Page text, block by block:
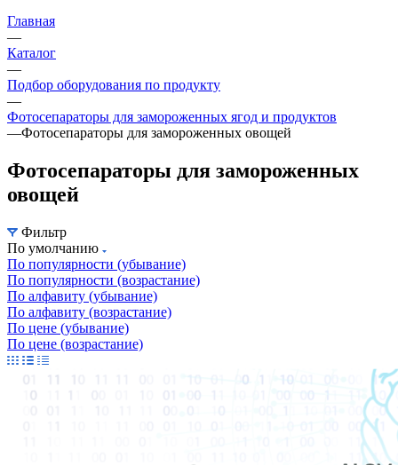
Главная
—
Каталог
—
Подбор оборудования по продукту
—
Фотосепараторы для замороженных ягод и продуктов
—Фотосепараторы для замороженных овощей
Фотосепараторы для замороженных
овощей
Фильтр
По умолчанию
По популярности (убывание)
По популярности (возрастание)
По алфавиту (убывание)
По алфавиту (возрастание)
По цене (убывание)
По цене (возрастание)